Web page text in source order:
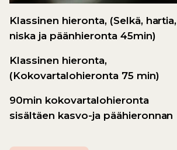
Klassinen hieronta, (Selkä, hartia,
niska ja päänhieronta 45min)
Klassinen hieronta,
(Kokovartalohieronta 75 min)
90min kokovartalohieronta
sisältäen kasvo-ja päähieronnan